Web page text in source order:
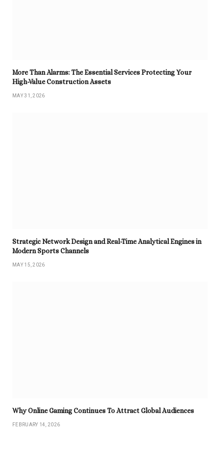
More Than Alarms: The Essential Services Protecting Your
High-Value Construction Assets
MAY 31, 2026
Strategic Network Design and Real-Time Analytical Engines in
Modern Sports Channels
MAY 15, 2026
Why Online Gaming Continues To Attract Global Audiences
FEBRUARY 14, 2026